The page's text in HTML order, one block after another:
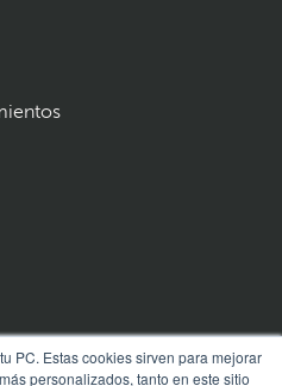
PC. Estas cookies sirven para mejorar
personalizados, tanto en este sitio